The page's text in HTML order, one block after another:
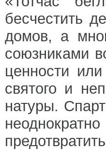
бесчестить
домов, а
союзниками
ценности
святого и
натуры.